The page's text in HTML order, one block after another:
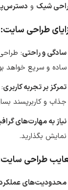
شیک و
طراحی سایت:
سادگی و راحتی:
ساده و سریع خواهد
تمرکز بر تجربه کاربری
جذاب و کاربرپسند
نیاز به مهارت‌های
نمایش بگذارید.
طراحی
محدودیت‌های